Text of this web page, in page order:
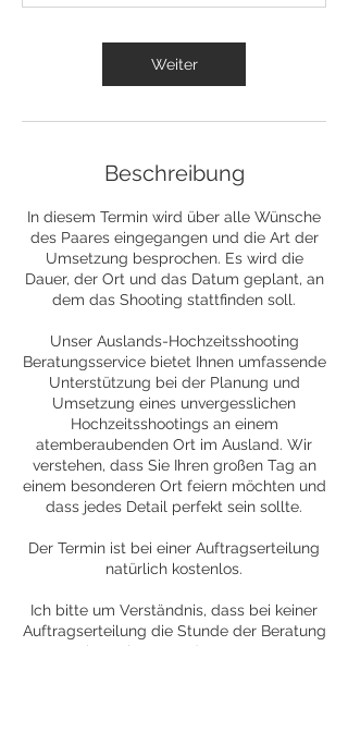
Weiter
Beschreibung
In diesem Termin wird über alle Wünsche
des Paares eingegangen und die Art der
Umsetzung besprochen. Es wird die
Dauer, der Ort und das Datum geplant, an
dem das Shooting stattfinden soll.
Unser Auslands-Hochzeitsshooting
Beratungsservice bietet Ihnen umfassende
Unterstützung bei der Planung und
Umsetzung eines unvergesslichen
Hochzeitsshootings an einem
atemberaubenden Ort im Ausland. Wir
verstehen, dass Sie Ihren großen Tag an
einem besonderen Ort feiern möchten und
dass jedes Detail perfekt sein sollte.
Der Termin ist bei einer Auftragserteilung
natürlich kostenlos.
Ich bitte um Verständnis, dass bei keiner
Auftragserteilung die Stunde der Beratung
berechnet werden muss.